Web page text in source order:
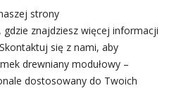
strony
znajdziesz więcej informacji
się z nami, aby
drewniany modułowy –
dostosowany do Twoich